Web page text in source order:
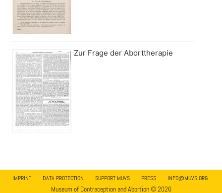
Zur Frage der Aborttherapie
IMPRINT DATA PROTECTION SUPPORT MUVS PRESS INFO@MUVS.ORG
Museum of Contraception and Abortion © 2026